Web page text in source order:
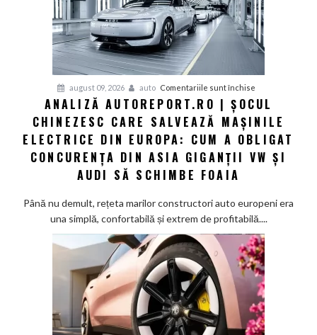
august 09, 2026 auto Comentariile sunt închise
Autoreport.ro
|
chinezesc
din
Europa:
Cum
a
obligat
concurența
ANALIZĂ AUTOREPORT.RO | ȘOCUL
CHINEZESC CARE SALVEAZĂ MAȘINILE
ELECTRICE DIN EUROPA: CUM A OBLIGAT
CONCURENȚA DIN ASIA GIGANȚII VW ȘI
AUDI SĂ SCHIMBE FOAIA
Până nu demult, rețeta marilor constructori auto europeni era
una simplă, confortabilă și extrem de profitabilă....